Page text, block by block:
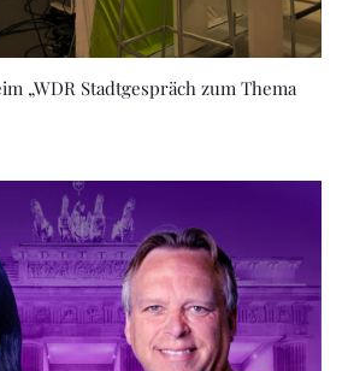
„WDR Stadtgespräch zum Thema